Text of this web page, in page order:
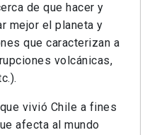
de que hacer y
mejor el planeta y
que caracterizan a
volcánicas,
vivió Chile a fines
afecta al mundo